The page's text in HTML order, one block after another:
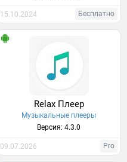
15.10.2024 Бесплатно
Relax Плеер
Музыкальные плееры
Версия: 4.3.0
09.07.2026 Pro